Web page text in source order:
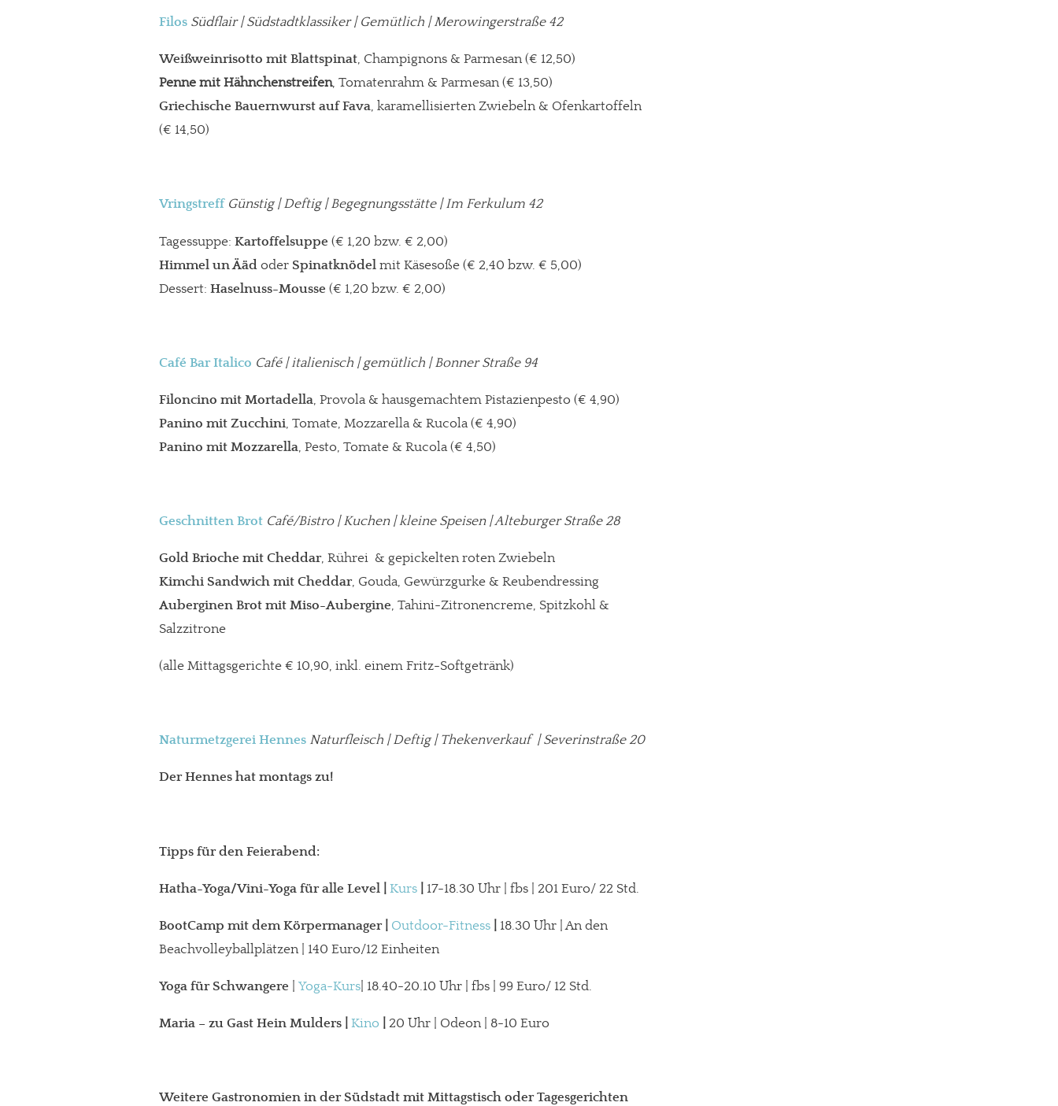
meinesuedstadt.de finanziert sich durch Partnerprofile und Werbung. Beide Einnahmequellen sind in den letzten Monaten stark zurückgegangen.
JETZT SPENDEN
Filos Südflair | Südstadtklassiker | Gemütlich | Merowingerstraße 42
Weißweinrisotto mit Blattspinat, Champignons & Parmesan (€ 12,50)
Penne mit Hähnchenstreifen, Tomatenrahm & Parmesan (€ 13,50)
Griechische Bauernwurst auf Fava, karamellisierten Zwiebeln & Ofenkartoffeln
(€ 14,50)
Vringstreff Günstig | Deftig | Begegnungsstätte | Im Ferkulum 42
Tagessuppe: Kartoffelsuppe (€ 1,20 bzw. € 2,00)
Himmel un Ääd oder Spinatknödel mit Käsesoße (€ 2,40 bzw. € 5,00)
Dessert: Haselnuss-Mousse (€ 1,20 bzw. € 2,00)
Café Bar Italico Café | italienisch | gemütlich | Bonner Straße 94
Filoncino mit Mortadella, Provola & hausgemachtem Pistazienpesto (€ 4,90)
Panino mit Zucchini, Tomate, Mozzarella & Rucola (€ 4,90)
Panino mit Mozzarella, Pesto, Tomate & Rucola (€ 4,50)
Geschnitten Brot Café/Bistro | Kuchen | kleine Speisen | Alteburger Straße 28
Gold Brioche mit Cheddar, Rührei & gepickelten roten Zwiebeln
Kimchi Sandwich mit Cheddar, Gouda, Gewürzgurke & Reubendressing
Auberginen Brot mit Miso-Aubergine, Tahini-Zitronencreme, Spitzkohl &
Salzzitrone
(alle Mittagsgerichte € 10,90, inkl. einem Fritz-Softgetränk)
Naturmetzgerei Hennes Naturfleisch | Deftig | Thekenverkauf | Severinstraße 20
Der Hennes hat montags zu!
Tipps für den Feierabend:
Hatha-Yoga/Vini-Yoga für alle Level | Kurs | 17-18.30 Uhr | fbs | 201 Euro/ 22 Std.
BootCamp mit dem Körpermanager | Outdoor-Fitness | 18.30 Uhr | An den
Beachvolleyballplätzen | 140 Euro/12 Einheiten
Yoga für Schwangere | Yoga-Kurs| 18.40-20.10 Uhr | fbs | 99 Euro/ 12 Std.
Maria – zu Gast Hein Mulders | Kino | 20 Uhr | Odeon | 8-10 Euro
Weitere Gastronomien in der Südstadt mit Mittagstisch oder Tagesgerichten